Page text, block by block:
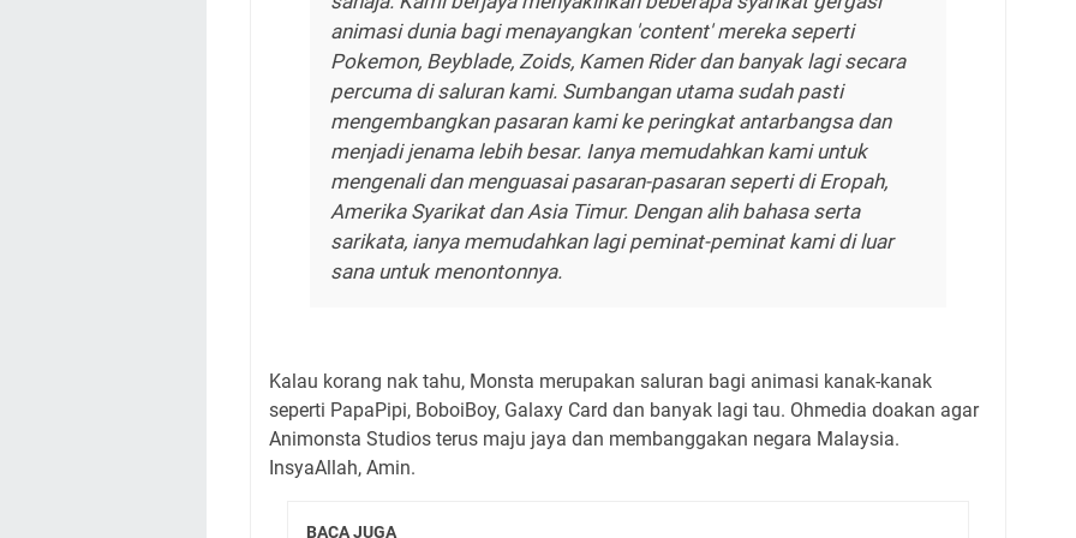
animasi dunia bagi menayangkan 'content' mereka seperti
Pokemon, Beyblade, Zoids, Kamen Rider dan banyak lagi secara
percuma di saluran kami. Sumbangan utama sudah pasti
mengembangkan pasaran kami ke peringkat antarbangsa dan
menjadi jenama lebih besar. Ianya memudahkan kami untuk
mengenali dan menguasai pasaran-pasaran seperti di Eropah,
Amerika Syarikat dan Asia Timur. Dengan alih bahasa serta
sarikata, ianya memudahkan lagi peminat-peminat kami di luar
sana untuk menontonnya.
Kalau korang nak tahu, Monsta merupakan saluran bagi animasi kanak-kanak
seperti PapaPipi, BoboiBoy, Galaxy Card dan banyak lagi tau. Ohmedia doakan agar
Animonsta Studios terus maju jaya dan membanggakan negara Malaysia.
InsyaAllah, Amin.
BACA JUGA